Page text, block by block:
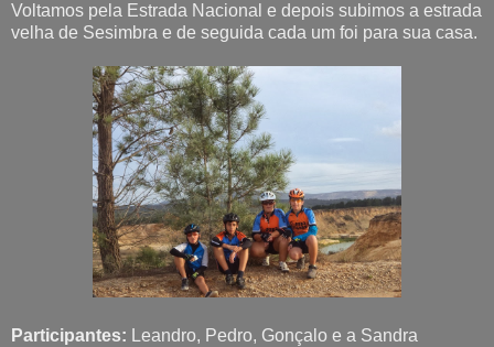
Voltamos pela Estrada Nacional e depois subimos a estrada
velha de Sesimbra e de seguida cada um foi para sua casa.
Participantes: Leandro, Pedro, Gonçalo e a Sandra